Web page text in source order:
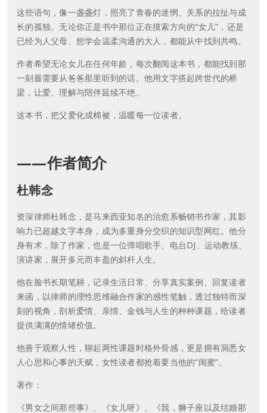
这些语句，像一盏盏灯，照亮了青春的迷惘、关系的拉扯与成
长的孤独。无论你正是书中那位正在摸索方向的“女儿”，还是
已经为人父母、想学会温柔沟通的大人，都能从中找到共鸣。
作者希望无论女儿在任何年龄，每次翻阅这本书，都能找到那
一刻最需要从爸爸那里听到的话。他用文字搭起跨世代的桥
梁，让爱、理解与陪伴延续不绝。
这本书，把父爱化成棉被，温暖每一位读者。
——作者简介
杜韩念
资深律师杜韩念，是马来西亚知名的治愈系畅销书作家，其影
响力已超越文字本身，成为多重身分交织的知识型网红。他分
身有术，除了作家，也是一位弹唱歌手、电台DJ、运动教练、
演讲家，展开多元而丰盈的斜杆人生。
他在脸书长期笔耕，记录生活日常、分享真实案例、回复读者
来函，以律师的理性思维融合作家的感性笔触，透过独特而深
刻的视角，剖析爱情、亲情、金钱与人生的种种课题，给读者
提供满满的情绪价值。
他善于观察人性，聊起两性课题时格外骨感，更是拥有洞悉女
人心思和心事的天赋，女性读者都抢着要当他的“闺蜜”。
著作：
《男女之间那些事》、《女儿呀》、《我，狮子座以及结婚那